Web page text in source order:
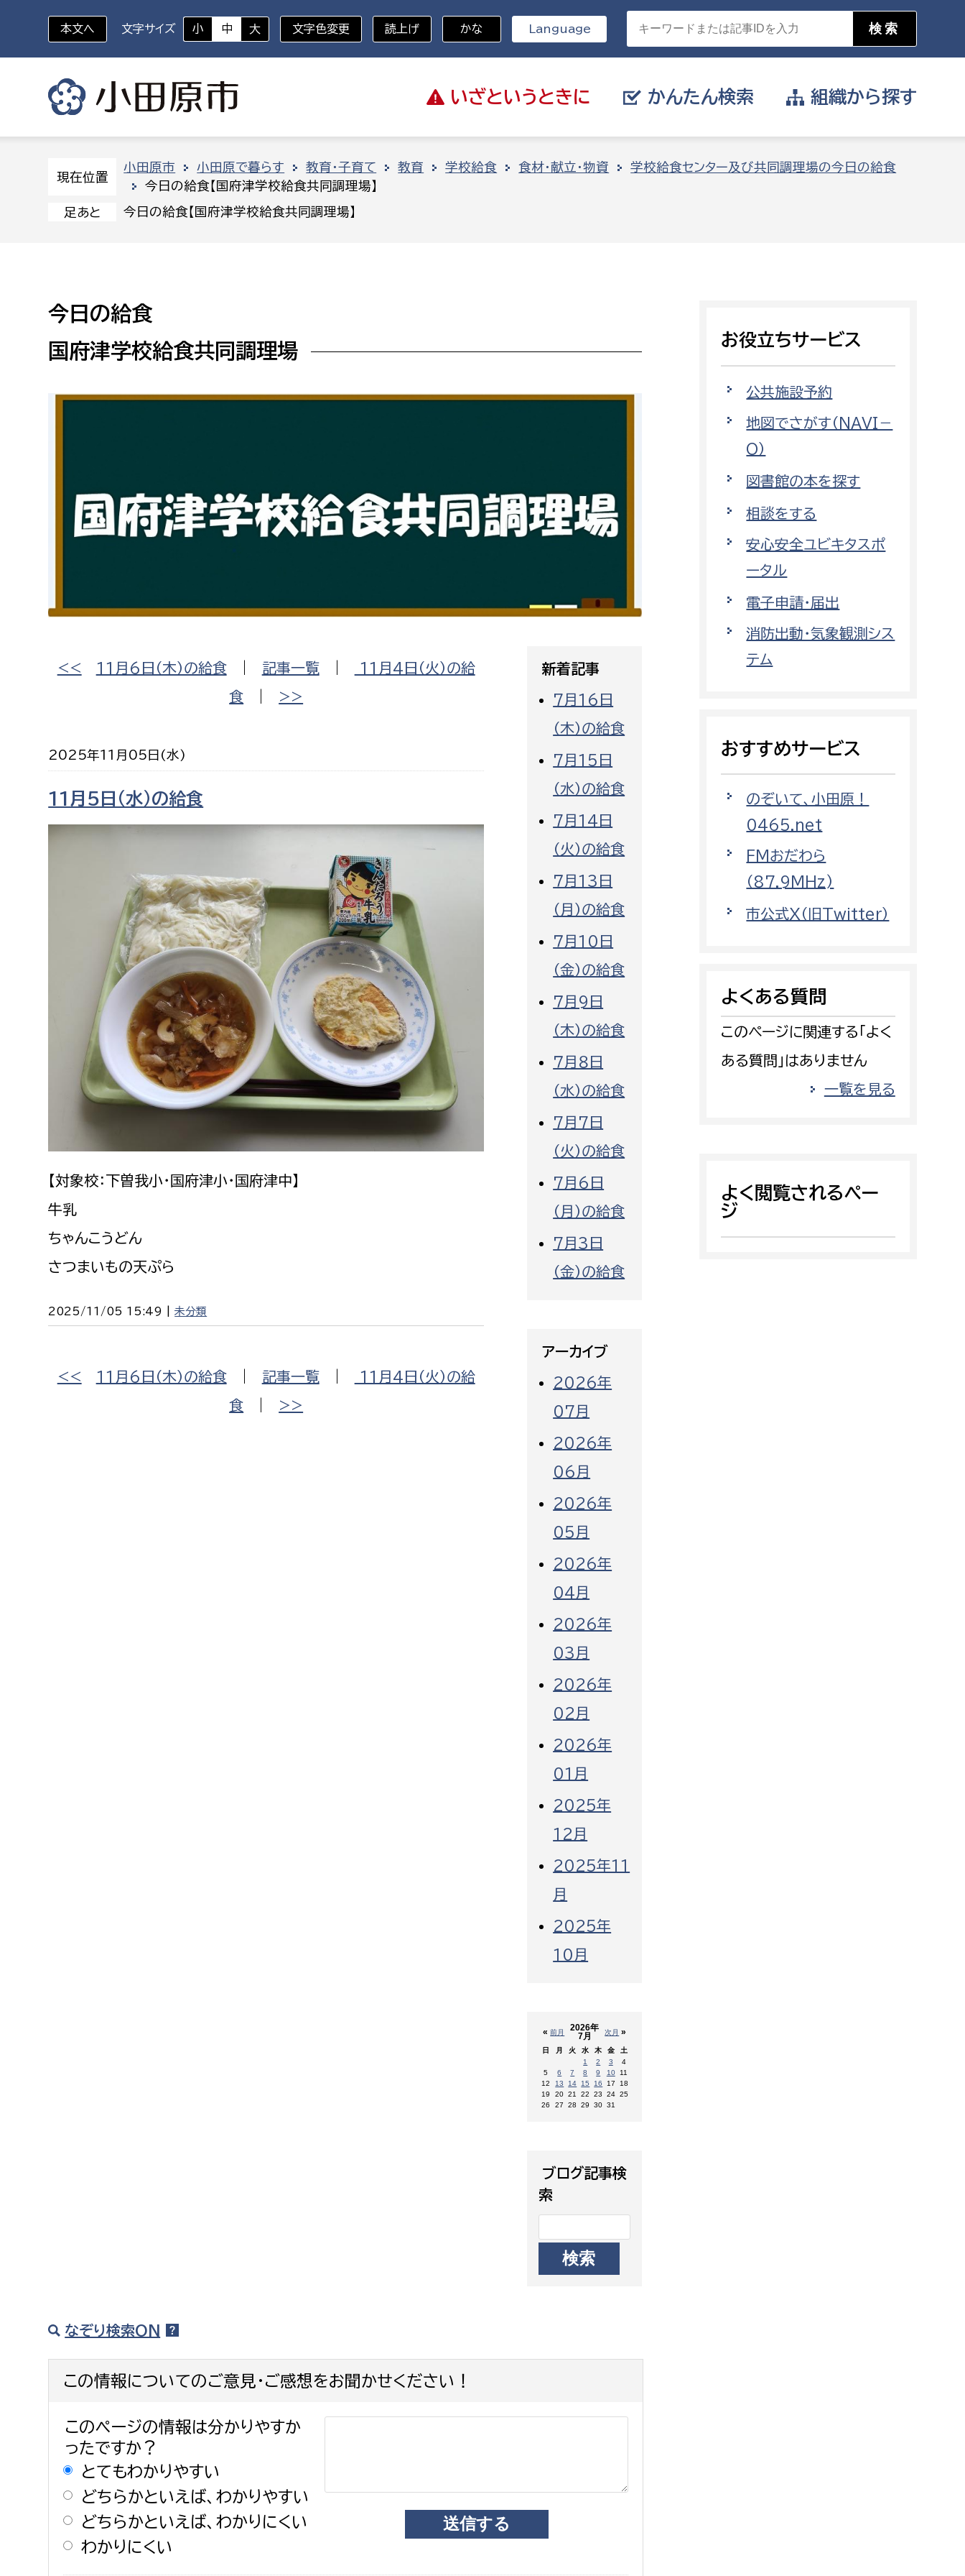
いざと いうときに
いざというときに
休日救急外来 防災・ハザードマップ
かんたん検索
対象者を選択
新生児・乳幼児
障がい者
求職者
ペット
分野を選択
都市基盤
観光
目的を選択
相談をしたい
働きたい
小田原のことを知りたい
イベント・講座などに参加したい
組織から探す
組織から探す
人権・男女共同参画課
戸籍住民課
文化財課
図書館
環境部
環境政策課
ゼロカーボン推進課
環境保護課
環境事業センター
福祉健康部
保険課
子ども若者部
子ども政策課
保育課
経済部
農政課
水産海浜課
都市政策課
開発審査課
国県事業推進課
道水路整備課
みどり公園課
市立総合医療センター
患者サポートセンター
病院管理局：経営管理課
病院管理局：施設用度課
消防
消防総務課
予防課
警防計画課
警防第1課
警防第2課
上下水道局
経営総務課
給排水業務課
水道整備課
下水道整備課
浄水管理課
教育部
教育総務課
教育指導課
選挙管理委員会事務局
選挙管理委員会事務局
監査事務局
農業委員会事務局
農業委員会事務局
本文へ 文字サイズ 小 中 大 文字色変更 読上げ かな Language
現在位置
小田原市 小田原で暮らす 教育・子育て 教育 学校給食 食材・献立・物資
学校給食センター及び共同調理場の今日の給食
今日の給食【国府津学校給食共同調理場】
足あと 今日の給食【国府津学校給食共同調理場】
今日の給食
国府津学校給食共同調理場
<< 11月6日（木）の給食| 記事一覧|
11月4日（火）の給
食
>>
2025年11月05日(水)
11月5日（水）の給食
【対象校：下曽我小・国府津小・国府津中】
牛乳
ちゃんこうどん
さつまいもの天ぷら
2025/11/05 15:49 |未分類
<< 11月6日（木）の給食| 記事一覧|
11月4日（火）の給
食
>>
新着記事
7月16日
（木）の給食
7月15日
（水）の給食
7月14日
（火）の給食
７月13日
（月）の給食
７月10日
（金）の給食
７月9日
（木）の給食
７月８日
（水）の給食
7月7日
（火）の給食
7月6日
（月）の給食
7月3日
（金）の給食
アーカイブ
2026年
07月
2026年
06月
2026年
05月
2026年
04月
2026年
03月
2026年
02月
2026年
01月
2025年
12月
2025年11
月
2025年
10月
«前月 次月 »
2026年
7月
日 月 火 水 木 金
土
1
2 3
4
5
6 7 8 9 10
11
12
13 14 15 16 17
18
19
20 21 22 23 24 25
26
27 28 29 30 31
ブログ記事検
索
なぞり検索ON
この情報についてのご意見・ご感想をお聞かせください！
このページの情報は分かりやすか
ったですか？
とてもわかりやすい
どちらかといえば、わかりやすい
どちらかといえば、わかりにくい
わかりにくい
お役立ちサービス
公共施設予約
地図でさがす（NAVI－
O）
図書館の本を探す
相談をする
安心安全ユビキタスポ
ータル
電子申請・届出
消防出動・気象観測シス
テム
おすすめサービス
のぞいて、小田原！
0465.net
FMおだわら
（87.9MHz)
市公式X（旧Twitter）
よくある質問
このページに関連する「よく
ある質問」はありません
一覧を見る
よく閲覧されるペー
ジ